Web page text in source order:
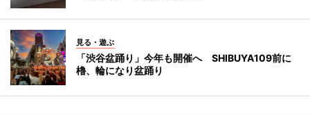
見る・遊ぶ
「渋谷盆踊り」今年も開催へ SHIBUYA109前に
櫓、輪になり盆踊り